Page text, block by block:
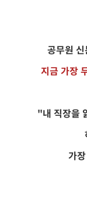
공무원
지금 가장
"내 직장을
가